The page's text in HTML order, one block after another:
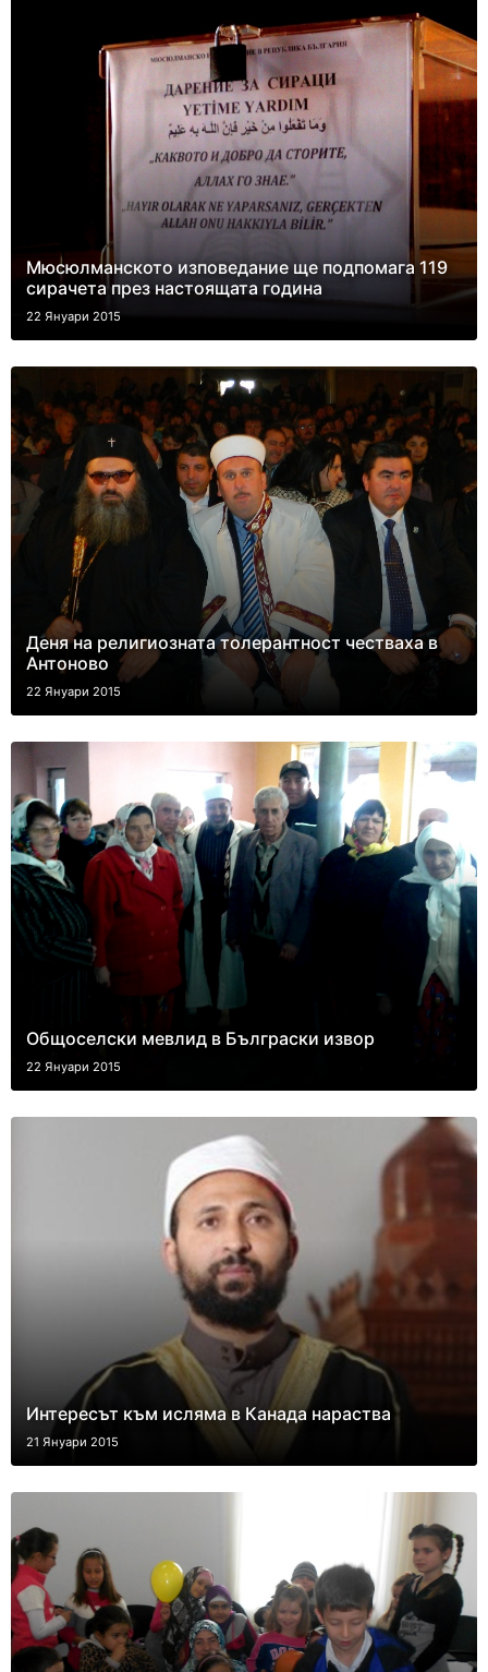
Мюсюлманското изповедание ще подпомага 119
сирачета през настоящата година
22 Януари 2015
Деня на религиозната толерантност честваха в
Антоново
22 Януари 2015
Общоселски мевлид в Бълграски извор
22 Януари 2015
Интересът към исляма в Канада нараства
21 Януари 2015